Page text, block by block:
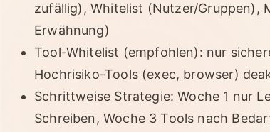
zufällig), Whitelist (Nutzer/Gruppen),
Erwähnung)
Tool-Whitelist (empfohlen): nur
Hochrisiko-Tools (exec, browser)
Schrittweise Strategie: Woche 1 nur
Schreiben, Woche 3 Tools nach